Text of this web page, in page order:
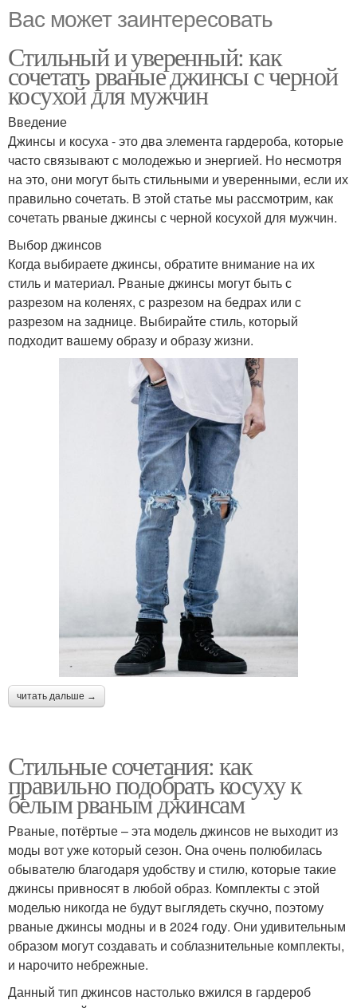
Вас может заинтересовать
Стильный и уверенный: как
сочетать рваные джинсы с черной
косухой для мужчин
Введение
Джинсы и косуха - это два элемента гардероба, которые
часто связывают с молодежью и энергией. Но несмотря
на это, они могут быть стильными и уверенными, если их
правильно сочетать. В этой статье мы рассмотрим, как
сочетать рваные джинсы с черной косухой для мужчин.
Выбор джинсов
Когда выбираете джинсы, обратите внимание на их
стиль и материал. Рваные джинсы могут быть с
разрезом на коленях, с разрезом на бедрах или с
разрезом на заднице. Выбирайте стиль, который
подходит вашему образу и образу жизни.
читать дальше →
Стильные сочетания: как
правильно подобрать косуху к
белым рваным джинсам
Рваные, потёртые – эта модель джинсов не выходит из
моды вот уже который сезон. Она очень полюбилась
обывателю благодаря удобству и стилю, которые такие
джинсы привносят в любой образ. Комплекты с этой
моделью никогда не будут выглядеть скучно, поэтому
рваные джинсы модны и в 2024 году. Они удивительным
образом могут создавать и соблазнительные комплекты,
и нарочито небрежные.
Данный тип джинсов настолько вжился в гардероб